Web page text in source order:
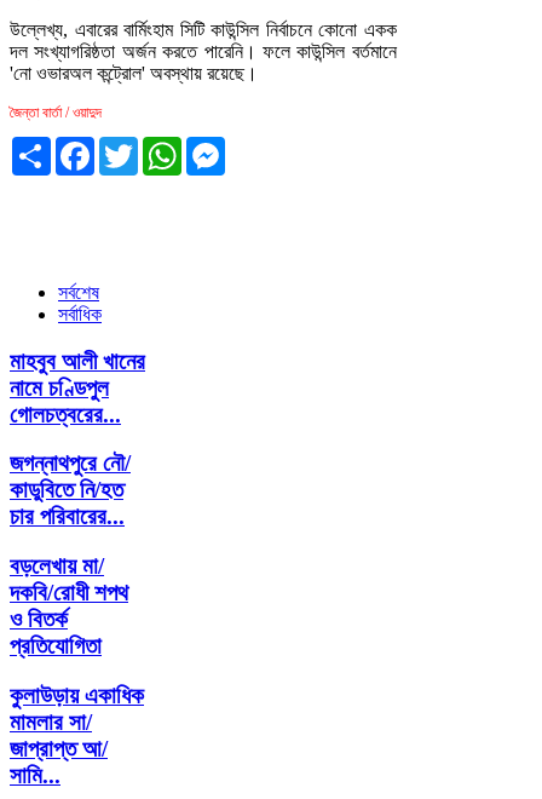
উল্লেখ্য, এবারের বার্মিংহাম সিটি কাউন্সিল নির্বাচনে কোনো একক
দল সংখ্যাগরিষ্ঠতা অর্জন করতে পারেনি। ফলে কাউন্সিল বর্তমানে
'নো ওভারঅল কন্ট্রোল' অবস্থায় রয়েছে।
জৈন্তা বার্তা / ওয়াদুদ
Share Facebook
TwitterWhatsApp
সর্বশেষ
সর্বাধিক
মাহবুব আলী খানের
নামে চণ্ডিপুল
গোলচত্বরের...
জগন্নাথপুরে নৌ/
কাডুবিতে নি/হত
চার পরিবারের...
বড়লেখায় মা/
দকবি/রোধী শপথ
ও বিতর্ক
প্রতিযোগিতা
কুলাউড়ায় একাধিক
মামলার সা/
জাপ্রাপ্ত আ/
সামি...